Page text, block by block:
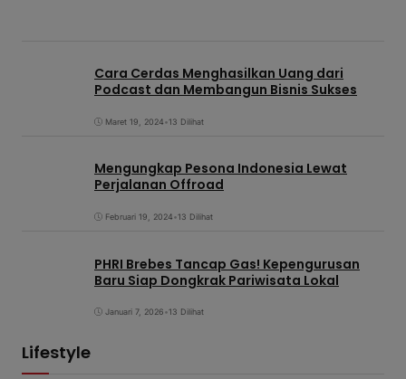
Cara Cerdas Menghasilkan Uang dari
Podcast dan Membangun Bisnis Sukses
Maret 19, 2024•13 Dilihat
Mengungkap Pesona Indonesia Lewat
Perjalanan Offroad
Februari 19, 2024•13 Dilihat
PHRI Brebes Tancap Gas! Kepengurusan
Baru Siap Dongkrak Pariwisata Lokal
Januari 7, 2026•13 Dilihat
Lifestyle